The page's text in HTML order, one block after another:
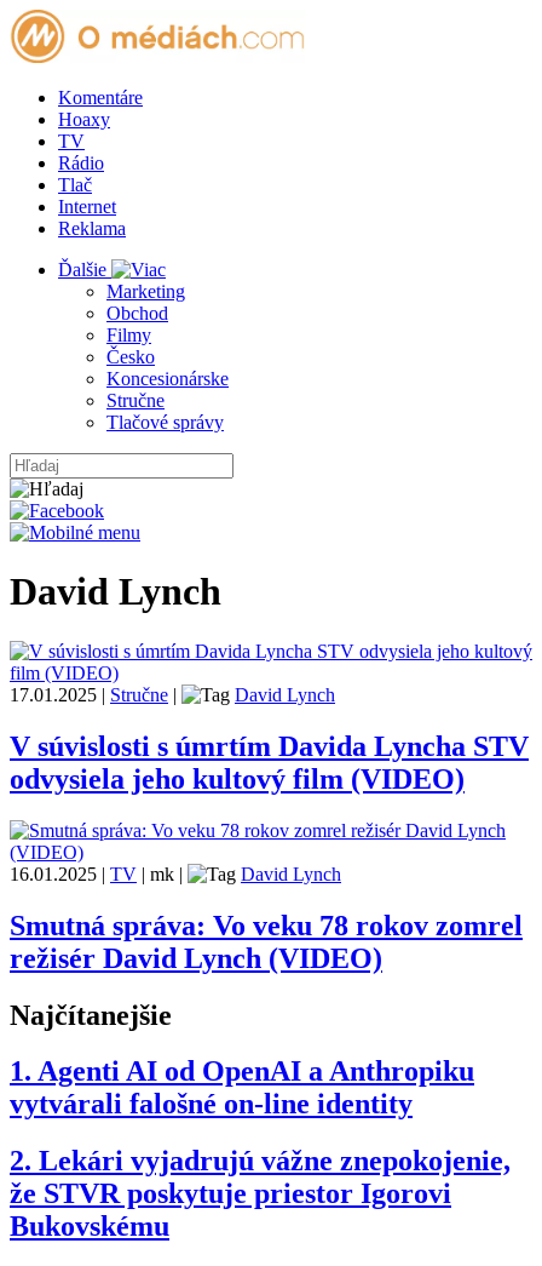
Komentáre
Hoaxy
TV
Rádio
Tlač
Internet
Reklama
Ďalšie
Marketing
Obchod
Filmy
Česko
Koncesionárske
Stručne
Tlačové správy
David Lynch
17.01.2025 | Stručne | David Lynch
V súvislosti s úmrtím Davida Lyncha STV
odvysiela jeho kultový film (VIDEO)
16.01.2025 | TV | mk | David Lynch
Smutná správa: Vo veku 78 rokov zomrel
režisér David Lynch (VIDEO)
Najčítanejšie
1. Agenti AI od OpenAI a Anthropiku
vytvárali falošné on-line identity
2. Lekári vyjadrujú vážne znepokojenie,
že STVR poskytuje priestor Igorovi
Bukovskému